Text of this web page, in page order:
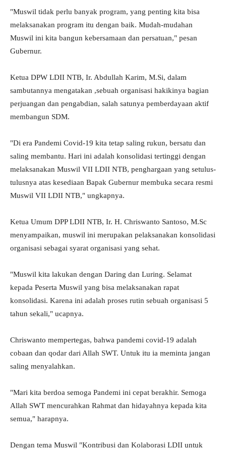
"Muswil tidak perlu banyak program, yang penting kita bisa
melaksanakan program itu dengan baik. Mudah-mudahan
Muswil ini kita bangun kebersamaan dan persatuan," pesan
Gubernur.
Ketua DPW LDII NTB, Ir. Abdullah Karim, M.Si, dalam
sambutannya mengatakan ,sebuah organisasi hakikinya bagian
perjuangan dan pengabdian, salah satunya pemberdayaan aktif
membangun SDM.
"Di era Pandemi Covid-19 kita tetap saling rukun, bersatu dan
saling membantu. Hari ini adalah konsolidasi tertinggi dengan
melaksanakan Muswil VII LDII NTB, penghargaan yang setulus-
tulusnya atas kesediaan Bapak Gubernur membuka secara resmi
Muswil VII LDII NTB," ungkapnya.
Ketua Umum DPP LDII NTB, Ir. H. Chriswanto Santoso, M.Sc
menyampaikan, muswil ini merupakan pelaksanakan konsolidasi
organisasi sebagai syarat organisasi yang sehat.
"Muswil kita lakukan dengan Daring dan Luring. Selamat
kepada Peserta Muswil yang bisa melaksanakan rapat
konsolidasi. Karena ini adalah proses rutin sebuah organisasi 5
tahun sekali," ucapnya.
Chriswanto mempertegas, bahwa pandemi covid-19 adalah
cobaan dan qodar dari Allah SWT. Untuk itu ia meminta jangan
saling menyalahkan.
"Mari kita berdoa semoga Pandemi ini cepat berakhir. Semoga
Allah SWT mencurahkan Rahmat dan hidayahnya kepada kita
semua," harapnya.
Dengan tema Muswil "Kontribusi dan Kolaborasi LDII untuk